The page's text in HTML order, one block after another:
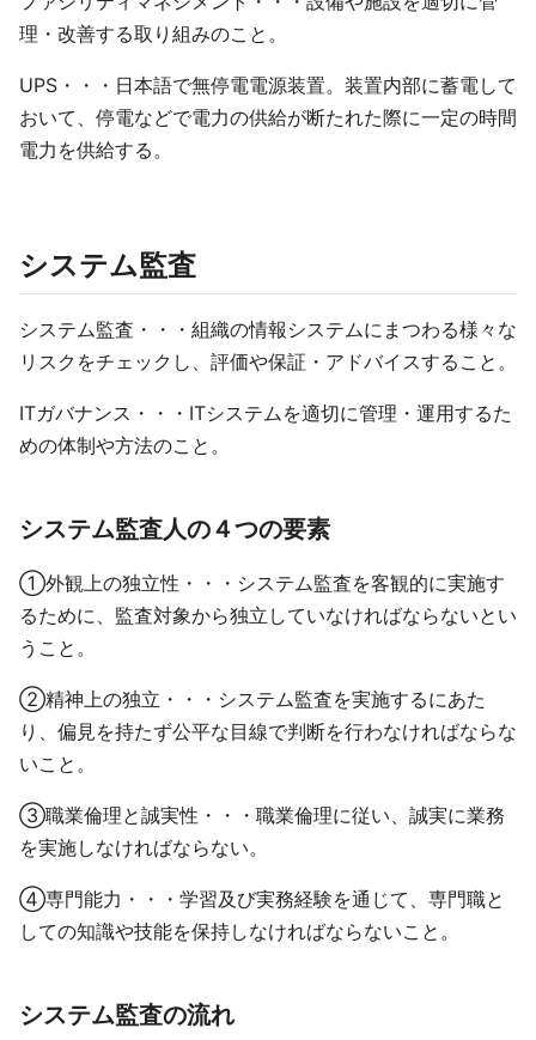
理・改善する取り組みのこと。
UPS・・・日本語で無停電電源装置。装置内部に蓄電して
おいて、停電などで電力の供給が断たれた際に一定の時間
電力を供給する。
システム監査
システム監査・・・組織の情報システムにまつわる様々な
リスクをチェックし、評価や保証・アドバイスすること。
ITガバナンス・・・ITシステムを適切に管理・運用するた
めの体制や方法のこと。
システム監査人の４つの要素
①外観上の独立性・・・システム監査を客観的に実施す
るために、監査対象から独立していなければならないとい
うこと。
②精神上の独立・・・システム監査を実施するにあた
り、偏見を持たず公平な目線で判断を行わなければならな
いこと。
③職業倫理と誠実性・・・職業倫理に従い、誠実に業務
を実施しなければならない。
④専門能力・・・学習及び実務経験を通じて、専門職と
しての知識や技能を保持しなければならないこと。
システム監査の流れ